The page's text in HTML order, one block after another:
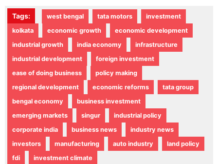
Tags: west bengal tata motors
investment
kolkata
economic growth
economic development
industrial growth
india economy
infrastructure
industrial development
foreign investment
ease of doing business
policy making
regional development
economic reforms
tata group
bengal economy
business investment
emerging markets
singur
industrial policy
corporate india
business news
industry news
investors
manufacturing auto industry
land policy
fdi
investment climate